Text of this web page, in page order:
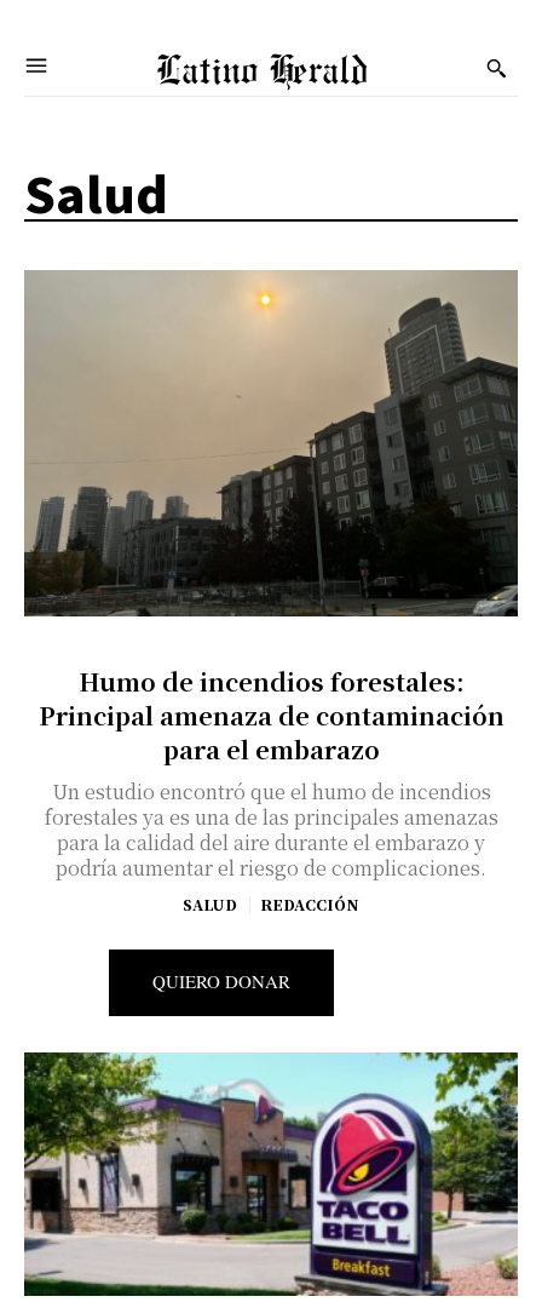
Latino Herald
Salud
Humo de incendios forestales:
Principal amenaza de contaminación
para el embarazo
Un estudio encontró que el humo de incendios
forestales ya es una de las principales amenazas
para la calidad del aire durante el embarazo y
podría aumentar el riesgo de complicaciones.
SALUD REDACCIÓN
QUIERO DONAR